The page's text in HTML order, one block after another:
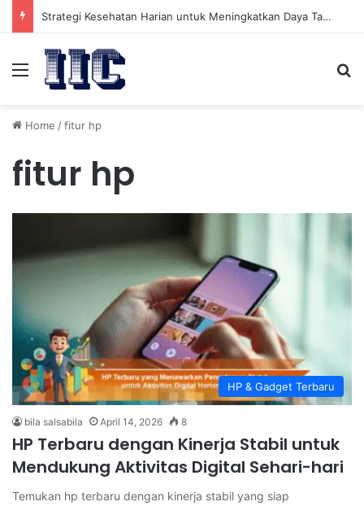
Strategi Kesehatan Harian untuk Meningkatkan Daya Tahan Tubuh dalam Beraktivitas
Menu
Home /fitur hp
fitur hp
HP & Gadget Terbaru
bila salsabila April 14, 2026 8
HP Terbaru dengan Kinerja Stabil untuk
Mendukung Aktivitas Digital Sehari-hari
Temukan hp terbaru dengan kinerja stabil yang siap